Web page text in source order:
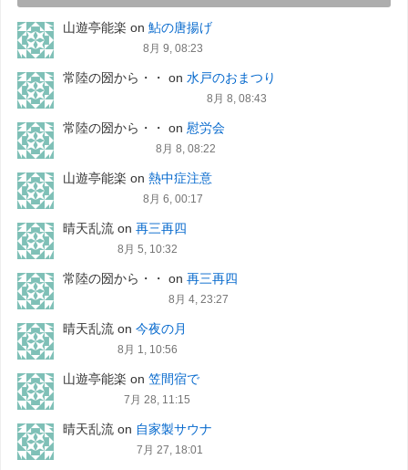
山遊亭能楽 on 鮎の唐揚げ
8月 9, 08:23
常陸の圀から・・ on 水戸のおまつり
8月 8, 08:43
常陸の圀から・・ on 慰労会
8月 8, 08:22
山遊亭能楽 on 熱中症注意
8月 6, 00:17
晴天乱流on 再三再四
8月 5, 10:32
常陸の圀から・・ on 再三再四
8月 4, 23:27
晴天乱流on 今夜の月
8月 1, 10:56
山遊亭能楽 on 笠間宿で
7月 28, 11:15
晴天乱流on 自家製サウナ
7月 27, 18:01